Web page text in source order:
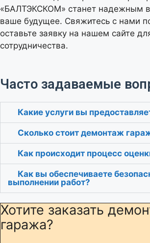
«БАЛТЭКСКОМ» станет надежным
ваше будущее. Свяжитесь с нами
оставьте заявку на нашем сайте
сотрудничества.
Часто задаваемые
Какие услуги вы
Сколько стоит демонтаж
Как происходит процесс
Как вы обеспечиваете
выполнении работ?
Хотите заказать
гаража?
Объем лома (в килограммах)
1000кг